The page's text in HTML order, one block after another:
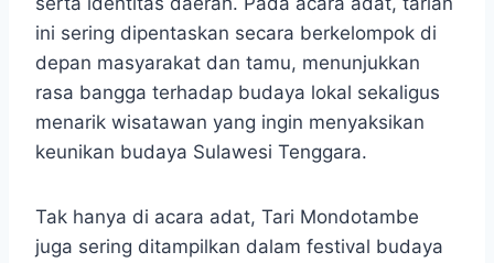
ini sering dipentaskan secara berkelompok di
depan masyarakat dan tamu, menunjukkan
rasa bangga terhadap budaya lokal sekaligus
menarik wisatawan yang ingin menyaksikan
keunikan budaya Sulawesi Tenggara.
Tak hanya di acara adat, Tari Mondotambe
juga sering ditampilkan dalam festival budaya